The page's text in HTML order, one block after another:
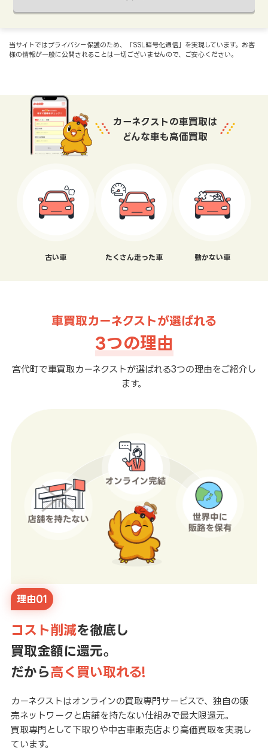
当サイトではプライバシー保護のため、「SSL暗号化通信」を実現しています。お客
様の情報が一般に公開されることは一切ございませんので、ご安心ください。
カーネクストの車買取は
どんな車も高価買取
古い車 たくさん走った車 動かない車
車買取カーネクストが選ばれる
3つの理由
宮代町で車買取カーネクストが選ばれる3つの理由をご紹介し
ます。
理由01
コスト削減を徹底し
買取金額に還元。
だから高く買い取れる!
カーネクストはオンラインの買取専門サービスで、独自の販
売ネットワークと店舗を持たない仕組みで最大限還元。
買取専門として下取りや中古車販売店より高価買取を実現し
ています。